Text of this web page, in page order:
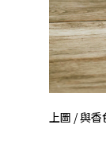
上圖 / 與